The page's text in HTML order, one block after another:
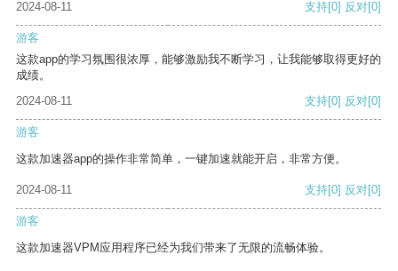
2024-08-11
支持[0] 反对[0]
游客
这款app的学习氛围很浓厚，能够激励我不断学习，让我能够取得更好的
成绩。
2024-08-11
支持[0] 反对[0]
游客
这款加速器app的操作非常简单，一键加速就能开启，非常方便。
2024-08-11 支持[0] 反对[0]
游客
这款加速器VPM应用程序已经为我们带来了无限的流畅体验。